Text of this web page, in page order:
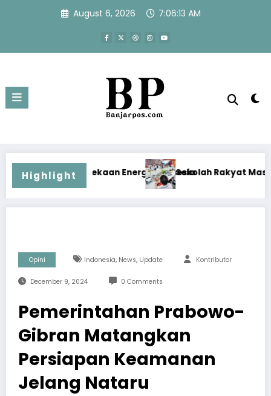
August 6, 2026 7:06:14 AM
Highlight
IndonesiaSekolah Rakyat Masuk Kajian Evidence-Based
Opini Indonesia, News, Update Kontributor
December 9, 2024 0 Comments
Pemerintahan Prabowo-
Gibran Matangkan
Persiapan Keamanan
Jelang Nataru